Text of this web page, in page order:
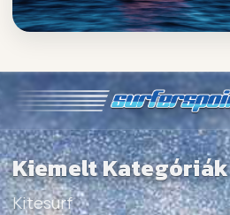
Kiemelt Kategóriák
Kitesurf